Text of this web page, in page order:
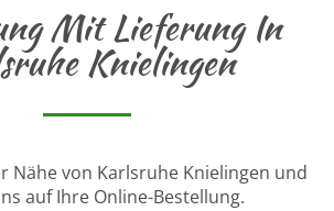
Mit Lieferung In
Knielingen
Nähe von Karlsruhe Knielingen und
auf Ihre Online-Bestellung.